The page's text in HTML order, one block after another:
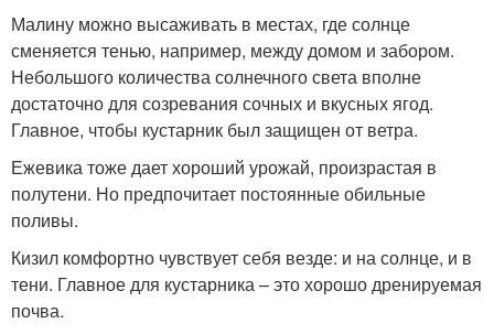
Малину можно высаживать в местах, где солнце
сменяется тенью, например, между домом и забором.
Небольшого количества солнечного света вполне
достаточно для созревания сочных и вкусных ягод.
Главное, чтобы кустарник был защищен от ветра.
Ежевика тоже дает хороший урожай, произрастая в
полутени. Но предпочитает постоянные обильные
поливы.
Кизил комфортно чувствует себя везде: и на солнце, и в
тени. Главное для кустарника – это хорошо дренируемая
почва.